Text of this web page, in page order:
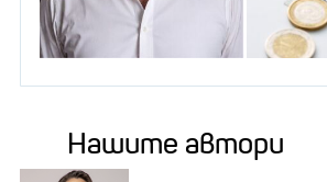
Нашите автори